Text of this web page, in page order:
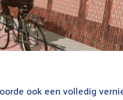
ook een volledig